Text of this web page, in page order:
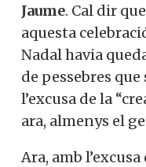
Jaume. Cal dir
aquesta
Nadal havia
de pessebres
l’excusa de la
ara, almenys el
Ara, amb